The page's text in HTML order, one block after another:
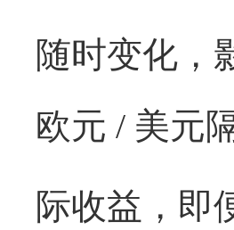
随时变化，
欧元 / 美元
际收益，即